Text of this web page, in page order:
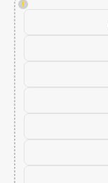
!